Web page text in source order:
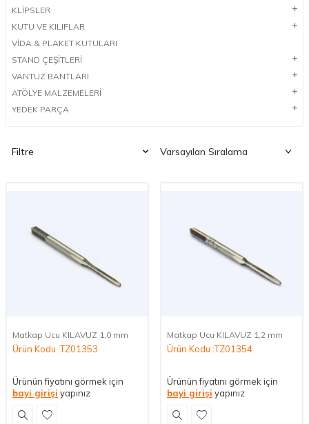
KLİPSLER
KUTU VE KILIFLAR
VİDA & PLAKET KUTULARI
STAND ÇEŞİTLERİ
VANTUZ BANTLARI
ATÖLYE MALZEMELERİ
YEDEK PARÇA
Filtre
Matkap Ucu KILAVUZ 1,0 mm
Ürün Kodu :TZ01353
Ürünün fiyatını görmek için
bayi girişi yapınız
Matkap Ucu KILAVUZ 1,2 mm
Ürün Kodu :TZ01354
Ürünün fiyatını görmek için
bayi girişi yapınız